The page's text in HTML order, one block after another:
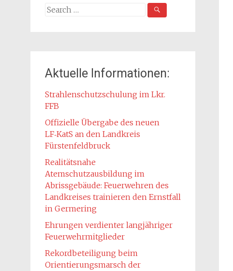
Search
Aktuelle Informationen:
Strahlenschutzschulung im Lkr.
FFB
Offizielle Übergabe des neuen
LF‑KatS an den Landkreis
Fürstenfeldbruck
Realitätsnahe
Atemschutzausbildung im
Abrissgebäude: Feuerwehren des
Landkreises trainieren den Ernstfall
in Germering
Ehrungen verdienter langjähriger
Feuerwehrmitglieder
Rekordbeteiligung beim
Orientierungsmarsch der